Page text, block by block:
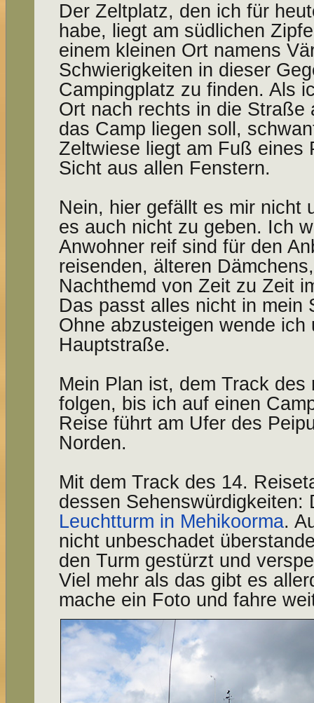
Der Zeltplatz, den ich für
habe, liegt am südlichen
einem kleinen Ort namens
Schwierigkeiten in dieser
Campingplatz zu finden. Als
Ort nach rechts in die Straße
das Camp liegen soll,
Zeltwiese liegt am Fuß eines
Sicht aus allen Fenstern.
Nein, hier gefällt es mir nicht
es auch nicht zu geben. Ich
Anwohner reif sind für den
reisenden, älteren
Nachthemd von Zeit zu Zeit
Das passt alles nicht in mein
Ohne abzusteigen wende
Hauptstraße.
Mein Plan ist, dem Track des
folgen, bis ich auf einen
Reise führt am Ufer des
Norden.
Mit dem Track des 14.
dessen Sehenswürdigkeiten:
Leuchtturm in Mehikoorma.
nicht unbeschadet
den Turm gestürzt und
Viel mehr als das gibt es
mache ein Foto und fahre